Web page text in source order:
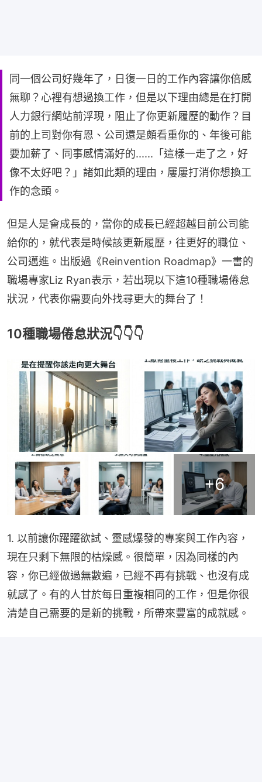
同一個公司好幾年了，日復一日的工作內容讓你倍感
無聊？心裡有想過換工作，但是以下理由總是在打開
人力銀行網站前浮現，阻止了你更新履歷的動作？目
前的上司對你有恩、公司還是頗看重你的、年後可能
要加薪了、同事感情滿好的......「這樣一走了之，好
像不太好吧？」諸如此類的理由，屢屢打消你想換工
作的念頭。
但是人是會成長的，當你的成長已經超越目前公司能
給你的，就代表是時候該更新履歷，往更好的職位、
公司邁進。出版過《Reinvention Roadmap》一書的
職場專家Liz Ryan表示，若出現以下這10種職場倦怠
狀況，代表你需要向外找尋更大的舞台了！
10種職場倦怠狀況👇👇👇
+6
1. 以前讓你躍躍欲試、靈感爆發的專案與工作內容，
現在只剩下無限的枯燥感。很簡單，因為同樣的內
容，你已經做過無數遍，已經不再有挑戰、也沒有成
就感了。有的人甘於每日重複相同的工作，但是你很
清楚自己需要的是新的挑戰，所帶來豐富的成就感。